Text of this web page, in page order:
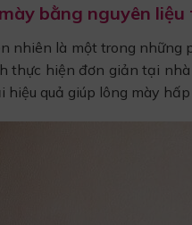
bằng nguyên liệu
nhiên là một trong những
thực hiện đơn giản tại
hiệu quả giúp lông mày